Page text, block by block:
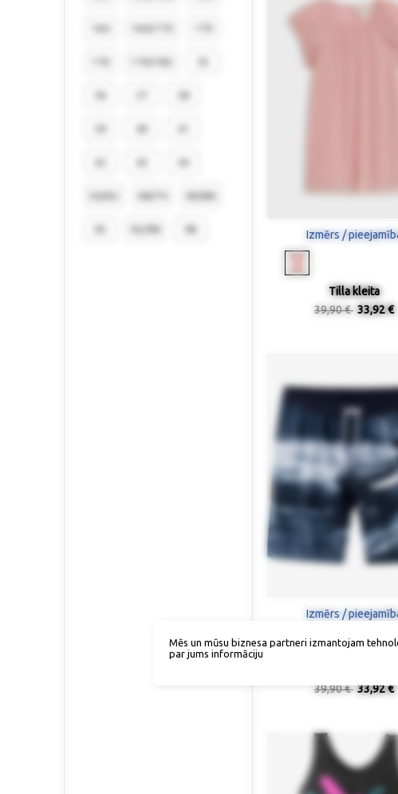
Izmērs /
Tilla kleita
39,90 € 33,92 €
Izmērs /
39,90 € 33,92 €
Mēs un mūsu biznesa partneri izmantojam
par jums informāciju